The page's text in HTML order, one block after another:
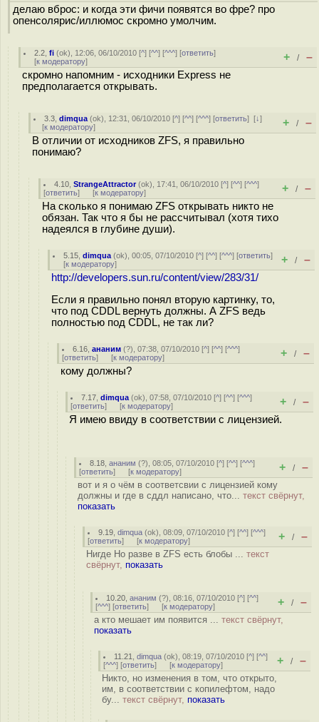
делаю вброс: и когда эти фичи появятся во фре? про
опенсолярис/иллюмос скромно умолчим.
2.2 ,fi (ok), 12:06, 06/10/2010 [^] [^^] [^^^] [ответить]
[к модератору] + / –
скромно напомним - исходники Express не
предполагается открывать.
3.3 ,dimqua (ok), 12:31, 06/10/2010 [^] [^^] [^^^] [ответить][↓]
[к модератору] + / –
В отличии от исходников ZFS, я правильно
понимаю?
4.10 ,StrangeAttractor(ok), 17:41, 06/10/2010 [^] [^^] [^^^]
[ответить] [к модератору] + / –
На сколько я понимаю ZFS открывать никто не
обязан. Так что я бы не рассчитывал (хотя тихо
надеялся в глубине души).
5.15 ,dimqua (ok), 00:05, 07/10/2010 [^] [^^] [^^^] [ответить]
[к модератору] + / –
http://developers.sun.ru/content/view/283/31/
Если я правильно понял вторую картинку, то,
что под CDDL вернуть должны. А ZFS ведь
полностью под CDDL, не так ли?
6.16 ,ананим (?), 07:38, 07/10/2010 [^] [^^] [^^^]
[ответить] [к модератору] + / –
кому должны?
7.17 ,dimqua (ok), 07:58, 07/10/2010 [^] [^^] [^^^]
[ответить] [к модератору] + / –
Я имею ввиду в соответствии с лицензией.
8.18 ,ананим (?), 08:05, 07/10/2010 [^] [^^] [^^^]
[ответить] [к модератору] + / –
вот и я о чём в соответсвии с лицензией кому
должны и где в сддл написано, что... текст свёрнут,
показать
9.19 ,dimqua (ok), 08:09, 07/10/2010 [^] [^^] [^^^]
[ответить] [к модератору] + / –
Нигде Но разве в ZFS есть блобы ... текст
свёрнут, показать
10.20 ,ананим (?), 08:16, 07/10/2010 [^] [^^]
[^^^] [ответить] [к модератору] + / –
а кто мешает им появится ... текст свёрнут,
показать
11.21 ,dimqua (ok), 08:19, 07/10/2010 [^] [^^]
[^^^] [ответить] [к модератору] + / –
Никто, но изменения в том, что открыто,
им, в соответствии с копилефтом, надо
бу... текст свёрнут, показать